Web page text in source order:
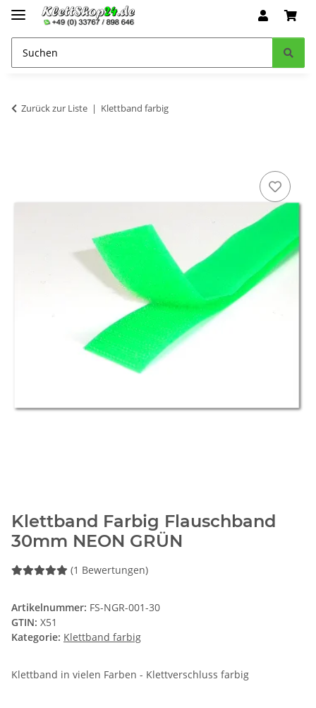
Zurück zur Liste Klettband farbig
Klettband Farbig Flauschband
30mm NEON GRÜN
(1 Bewertungen)
Artikelnummer: FS-NGR-001-30
GTIN: X51
Kategorie: Klettband farbig
Klettband in vielen Farben - Klettverschluss farbig